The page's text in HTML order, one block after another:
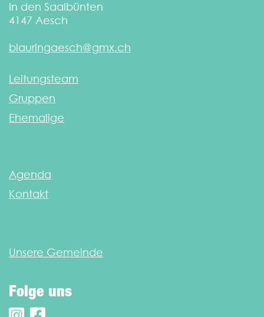
In den Saalbünten
4147 Aesch
blauringaesch@gmx.ch
Leitungsteam
Gruppen
Ehemalige
Agenda
Kontakt
Unsere Gemeinde
Folge uns